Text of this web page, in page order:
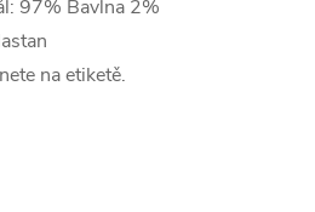
97% Bavlna 2%
na etiketě.